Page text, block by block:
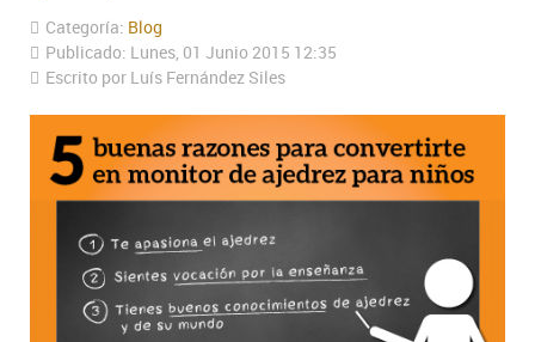
Categoría: Blog
Publicado: Lunes, 01 Junio 2015 12:35
Escrito por Luís Fernández Siles